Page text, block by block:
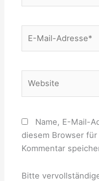
Mail-
Name, E-Mail-
diesem Browser
Kommentar
Bitte